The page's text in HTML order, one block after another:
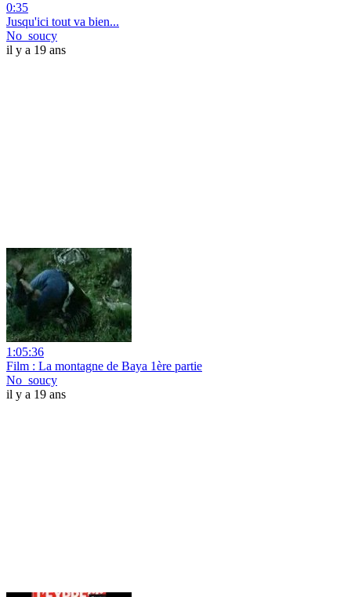
0:35
Jusqu'ici tout va bien...
No_soucy
il y a 19 ans
1:05:36
Film : La montagne de Baya 1ère partie
No_soucy
il y a 19 ans